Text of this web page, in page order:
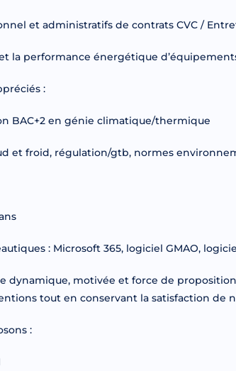
et administratifs de contrats CVC /
la performance énergétique
:
BAC+2 en génie climatique/thermique
et froid, régulation/gtb, normes
: Microsoft 365, logiciel GMAO,
dynamique, motivée et force de
tout en conservant la satisfaction de
: